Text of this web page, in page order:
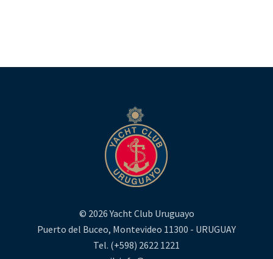
© 2026 Yacht Club Uruguayo
Puerto del Buceo, Montevideo 11300 - URUGUAY
Tel. (+598) 2622 1221